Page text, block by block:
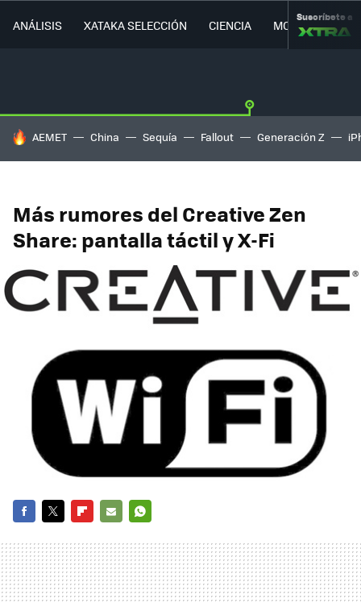
ANÁLISIS XATAKA SELECCIÓN CIENCIA MOVILIDAD
Suscríbete a
HOY SE HABLA DE
AEMET China Sequía Fallout Generación Z
Más rumores del Creative Zen
Share: pantalla táctil y X-Fi
MAIL